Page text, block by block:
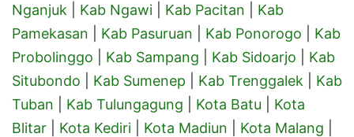
Nganjuk
Kab Ngawi Kab Pacitan
Kab
Pamekasan
Kab Pasuruan Kab Ponorogo
Kab
Probolinggo
Kab Sampang Kab Sidoarjo
Kab
Situbondo
Kab Sumenep Kab Trenggalek
Kab
Tuban
Kab Tulungagung Kota Batu
Kota
Blitar
Kota Kediri Kota Madiun Kota Malang